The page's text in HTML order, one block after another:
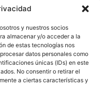
y nuestros socios
almacenar y/o acceder a la
de estas tecnologías nos
datos personales como
únicas (IDs) en este
No consentir o retirar el
a ciertas características y
y publicados bajo
reproducir y hacer
disponibles en
de terceros. Lea más